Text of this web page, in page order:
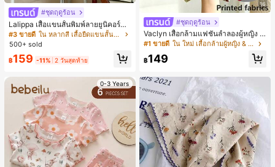
#ชุดฤดูร้อน
Lalippa เสื้อแขนสั้นพิมพ์ลายยูนิคอร์นล
ายทางสีตัดกันสำหรับผู้หญิง สไตล์วิทย
าลัย
#3 ขายดี
ใน หลากสี เสื้อยืดแขนสั้นเนื้อนุ่มสำหรับใส่ทุกวัน
500+ sold
฿159 -11% 2 วันสุดท้าย
0-3 Years
16
#ชุดฤดูร้อน
Vaclyn เสื้อกล้ามแฟชั่นลำลองผู้หญิง ล
ายแพตช์เวิร์ก แขนกุด คอกลม ติดกระดุ
#1 ขายดี ใน ใหม่ เสื้อกล้ามผู้หญิง & Camis
฿149